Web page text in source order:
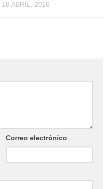
18 ABRIL, 2016
Correo electrónico